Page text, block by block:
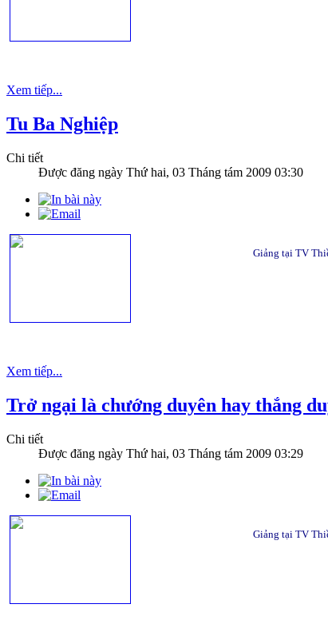
Xem tiếp...
Tu Ba Nghiệp
Chi tiết
Được đăng ngày Thứ hai, 03 Tháng tám 2009 03:30
Giảng tại TV
Xem tiếp...
Trở ngại là chướng duyên hay thắng
Chi tiết
Được đăng ngày Thứ hai, 03 Tháng tám 2009 03:29
Giảng tại TV